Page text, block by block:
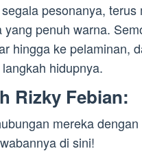
pesonanya,
penuh warna.
hingga ke pelaminan,
hidupnya.
Rizky Febian:
mereka
di sini!